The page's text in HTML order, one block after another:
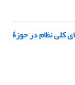
نظام در حوزۀ